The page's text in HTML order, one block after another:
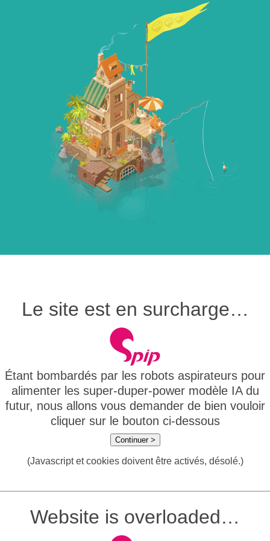
Le site est en surcharge…
Étant bombardés par les robots aspirateurs pour
alimenter les super-duper-power modèle IA du
futur, nous allons vous demander de bien vouloir
cliquer sur le bouton ci-dessous
Continuer >
(Javascript et cookies doivent être activés, désolé.)
Website is overloaded…